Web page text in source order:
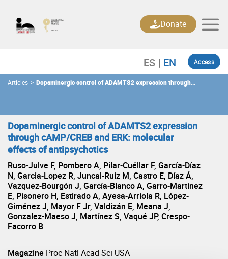
content
Access
Donate
Articles > Dopaminergic control of ADAMTS2 expression through
Dopaminergic control of ADAMTS2 expression
through cAMP/CREB and ERK: molecular
effects of antipsychotics
Ruso-Julve F, Pombero A, Pilar-Cuéllar F, García-Díaz
N, Garcia-Lopez R, Juncal-Ruiz M, Castro E, Díaz Á,
Vazquez-Bourgón J, García-Blanco A, Garro-Martinez
E, Pisonero H, Estirado A, Ayesa-Arriola R, López-
Giménez J, Mayor F Jr, Valdizán E, Meana J,
Gonzalez-Maeso J, Martínez S, Vaqué JP, Crespo-
Facorro B
Magazine Proc Natl Acad Sci USA